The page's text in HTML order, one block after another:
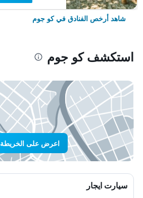
شاهد أرخص الفنادق في كو جوم
استكشف كو جوم
اعرض على الخريطة
سيارت ايجار